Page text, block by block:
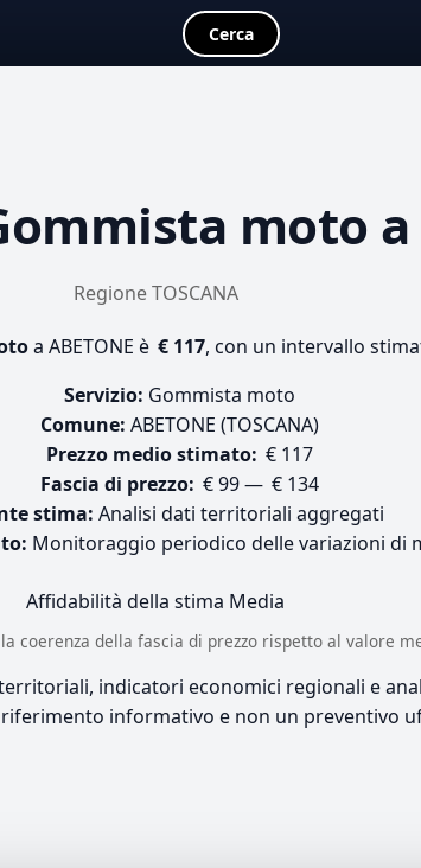
Cerca
moto
Regione TOSCANA
a ABETONE è € 117, con un intervallo
Servizio: Gommista moto
Comune: ABETONE (TOSCANA)
Prezzo medio stimato: € 117
Fascia di prezzo: € 99 — € 134
stima: Analisi dati territoriali aggregati
Monitoraggio periodico delle variazioni di
Affidabilità della stima Media
coerenza della fascia di prezzo rispetto al valore
indicatori economici regionali e
informativo e non un preventivo